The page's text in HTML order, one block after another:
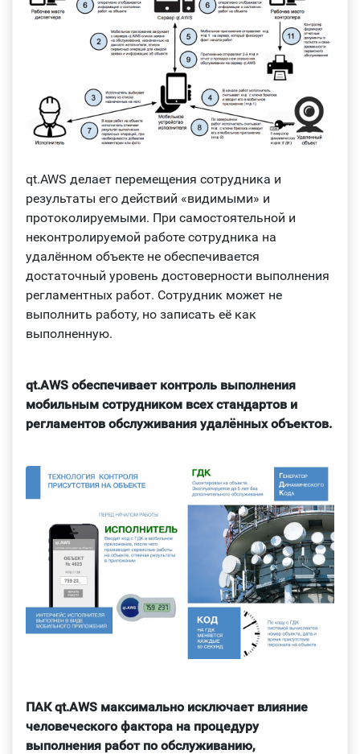
qt.AWS делает перемещения сотрудника и
результаты его действий «видимыми» и
протоколируемыми. При самостоятельной и
неконтролируемой работе сотрудника на
удалённом объекте не обеспечивается
достаточный уровень достоверности выполнения
регламентных работ. Сотрудник может не
выполнить работу, но записать её как
выполненную.
qt.AWS обеспечивает контроль выполнения
мобильным сотрудником всех стандартов и
регламентов обслуживания удалённых объектов.
ПАК qt.AWS максимально исключает влияние
человеческого фактора на процедуру
выполнения работ по обслуживанию,